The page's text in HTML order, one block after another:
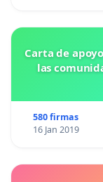
Carta de
las
580 firmas
16 Jan 2019